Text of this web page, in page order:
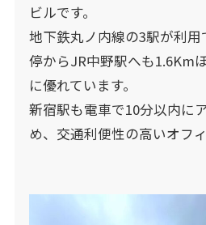
ビルです。
地下鉄丸ノ内線の3駅が利
停からJR中野駅へも1.6Km
に優れています。
新宿駅も電車で10分以内に
め、交通利便性の高いオフィ